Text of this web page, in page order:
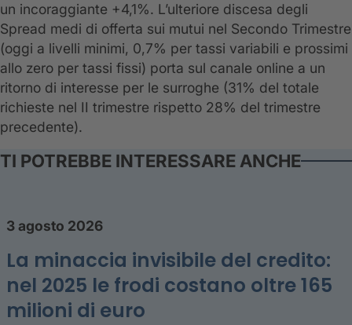
un incoraggiante +4,1%. L’ulteriore discesa degli
Spread medi di offerta sui mutui nel Secondo Trimestre
(oggi a livelli minimi, 0,7% per tassi variabili e prossimi
allo zero per tassi fissi) porta sul canale online a un
ritorno di interesse per le surroghe (31% del totale
richieste nel II trimestre rispetto 28% del trimestre
precedente).
TI POTREBBE INTERESSARE ANCHE
3 agosto 2026
La minaccia invisibile del credito:
nel 2025 le frodi costano oltre 165
milioni di euro